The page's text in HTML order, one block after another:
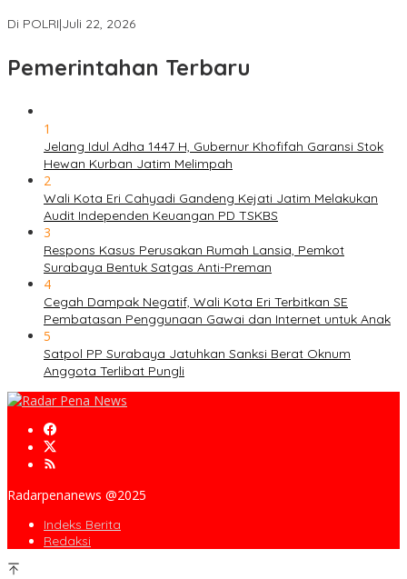
Di POLRI|Juli 22, 2026
Pemerintahan Terbaru
1
Jelang Idul Adha 1447 H, Gubernur Khofifah Garansi Stok
Hewan Kurban Jatim Melimpah
2
Wali Kota Eri Cahyadi Gandeng Kejati Jatim Melakukan
Audit Independen Keuangan PD TSKBS
3
Respons Kasus Perusakan Rumah Lansia, Pemkot
Surabaya Bentuk Satgas Anti-Preman
4
Cegah Dampak Negatif, Wali Kota Eri Terbitkan SE
Pembatasan Penggunaan Gawai dan Internet untuk Anak
5
Satpol PP Surabaya Jatuhkan Sanksi Berat Oknum
Anggota Terlibat Pungli
Radarpenanews @2025
Indeks Berita
Redaksi